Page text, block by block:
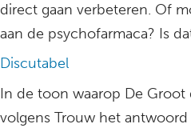
direct gaan verbeteren. Of
aan de psychofarmaca? Is
Discutabel
In de toon waarop De Groot
volgens Trouw het